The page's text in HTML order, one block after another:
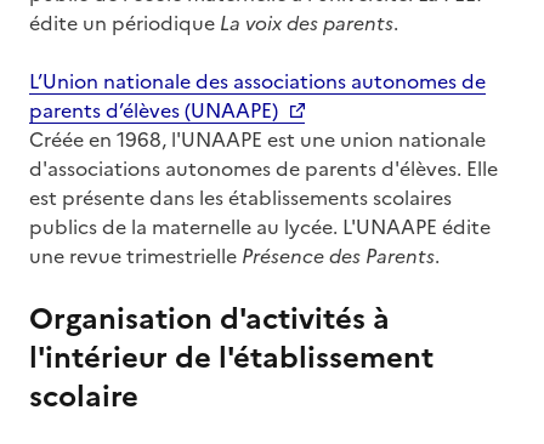
édite un périodique La voix des parents.
L’Union nationale des associations autonomes de
parents d’élèves (UNAAPE)
Créée en 1968, l'UNAAPE est une union nationale
d'associations autonomes de parents d'élèves. Elle
est présente dans les établissements scolaires
publics de la maternelle au lycée. L'UNAAPE édite
une revue trimestrielle Présence des Parents.
Organisation d'activités à
l'intérieur de l'établissement
scolaire